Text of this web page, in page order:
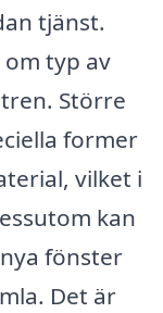
tjänst.
typ av
Större
former
vilket i
kan
fönster
Det är